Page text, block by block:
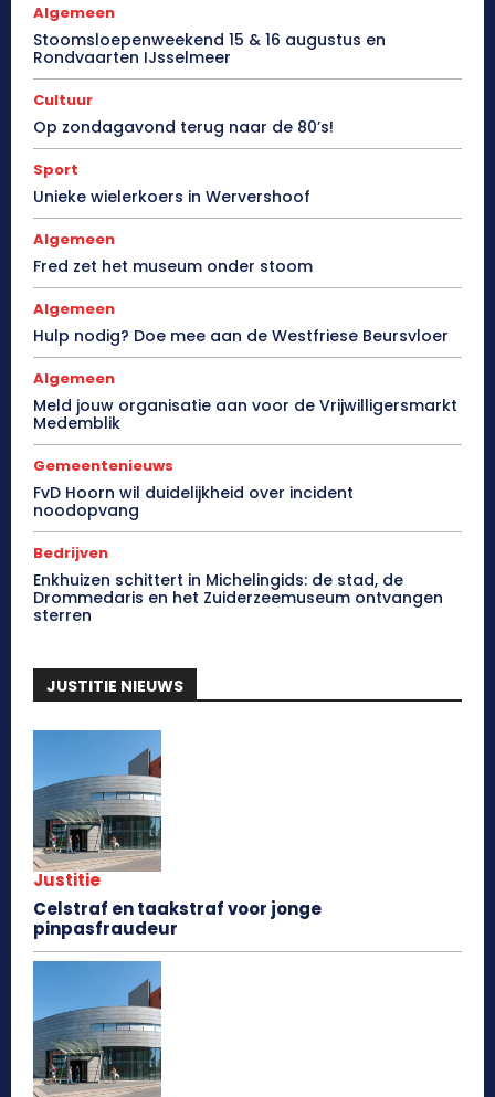
Algemeen
Stoomsloepenweekend 15 & 16 augustus en
Rondvaarten IJsselmeer
Cultuur
Op zondagavond terug naar de 80’s!
Sport
Unieke wielerkoers in Wervershoof
Algemeen
Fred zet het museum onder stoom
Algemeen
Hulp nodig? Doe mee aan de Westfriese Beursvloer
Algemeen
Meld jouw organisatie aan voor de Vrijwilligersmarkt
Medemblik
Gemeentenieuws
FvD Hoorn wil duidelijkheid over incident
noodopvang
Bedrijven
Enkhuizen schittert in Michelingids: de stad, de
Drommedaris en het Zuiderzeemuseum ontvangen
sterren
JUSTITIE NIEUWS
Justitie
Celstraf en taakstraf voor jonge
pinpasfraudeur